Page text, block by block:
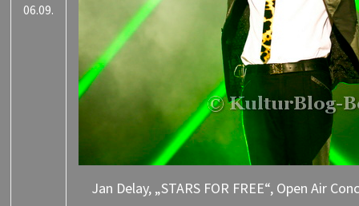
06.09.
Jan Delay, „STARS FOR FREE“, Open Air